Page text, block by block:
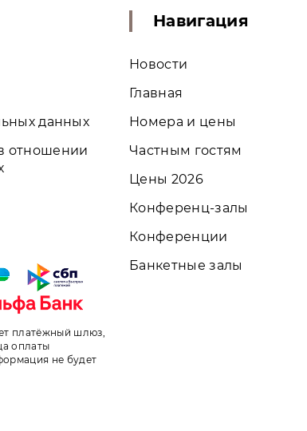
данных
отношении
платёжный шлюз,
оплаты
не будет
Навигация
Новости
Главная
Номера и цены
Частным гостям
Цены 2026
Конференц-залы
Конференции
Банкетные залы